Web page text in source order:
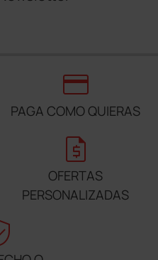
credit_card
PAGA COMO QUIERAS
request_quote
OFERTAS
PERSONALIZADAS